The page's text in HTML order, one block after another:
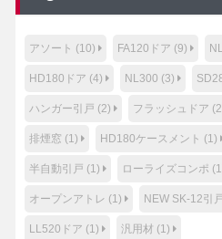
アソート (10) FA120ドア (9)
HD180ドア (4) NL300 (3)
ハンガー引戸 (2) フラッシュドア
排煙窓 (1) HD180ケースメント (1)
半自動引戸 (1) ローライズコンポ
オープンアトレ (1) NEW SK-12引
LL520ドア (1) 汎用材 (1)